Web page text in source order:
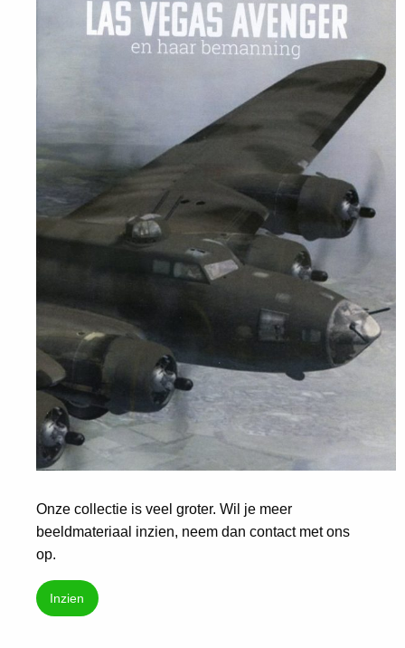
Onze collectie is veel groter. Wil je meer
beeldmateriaal inzien, neem dan contact met ons
op.
Inzien